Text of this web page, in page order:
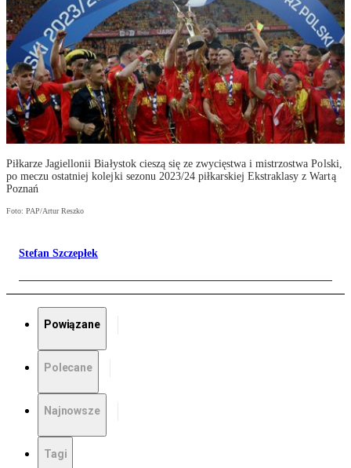
Piłkarze Jagiellonii Białystok cieszą się ze zwycięstwa i mistrzostwa Polski,
po meczu ostatniej kolejki sezonu 2023/24 piłkarskiej Ekstraklasy z Wartą
Poznań
Foto: PAP/Artur Reszko
Stefan Szczepłek
Powiązane
Polecane
Najnowsze
Tagi